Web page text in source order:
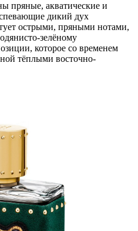
пряные, акватические и
дикий дух
острыми, пряными нотами,
зелёному
которое со временем
тёплыми восточно-